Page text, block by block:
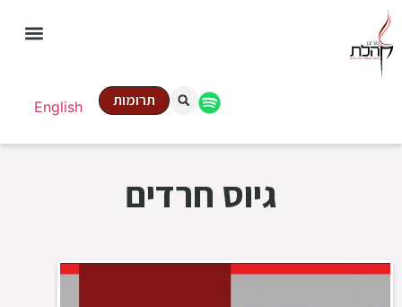
English תרומות
גיוס חרדים